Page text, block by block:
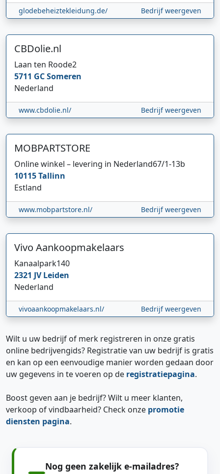
glodebeheiztekleidung.de/ Bedrijf weergeven
CBDolie.nl
Laan ten Roode2
5711 GCSomeren
Nederland
www.cbdolie.nl/ Bedrijf weergeven
MOBPARTSTORE
Online winkel – levering in Nederland67/1-13b
10115Tallinn
Estland
www.mobpartstore.nl/ Bedrijf weergeven
Vivo Aankoopmakelaars
Kanaalpark140
2321 JVLeiden
Nederland
vivoaankoopmakelaars.nl/ Bedrijf weergeven
Wilt u uw bedrijf of merk registreren in onze gratis
online bedrijvengids? Registratie van uw bedrijf is gratis
en kan op een eenvoudige manier worden gedaan door
uw gegevens in te voeren op de registratiepagina.
Boost geven aan je bedrijf? Wilt u meer klanten,
verkoop of vindbaarheid? Check onze promotie
diensten pagina.
Nog geen zakelijk e-mailadres?